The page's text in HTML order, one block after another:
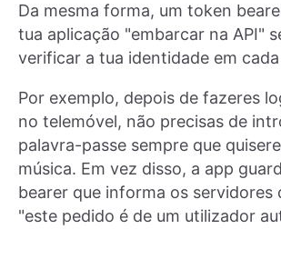
Da mesma forma, um token
tua aplicação "embarcar na API"
verificar a tua identidade em
Por exemplo, depois de fazeres
no telemóvel, não precisas de
palavra-passe sempre que
música. Em vez disso, a app
bearer que informa os servidores
"este pedido é de um utilizador